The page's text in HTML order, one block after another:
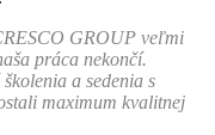
GROUP veľmi
práca nekončí.
a sedenia s
maximum kvalitnej